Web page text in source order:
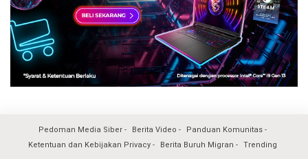
Pedoman Media Siber Berita Video
Panduan Komunitas
Ketentuan dan Kebijakan Privacy
Berita Buruh Migran Trending